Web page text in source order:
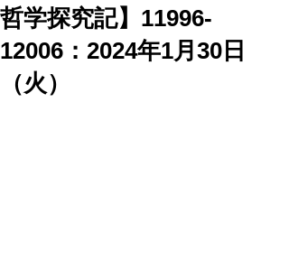
哲学探究記】11996-
12006：2024年1月30日
（火）